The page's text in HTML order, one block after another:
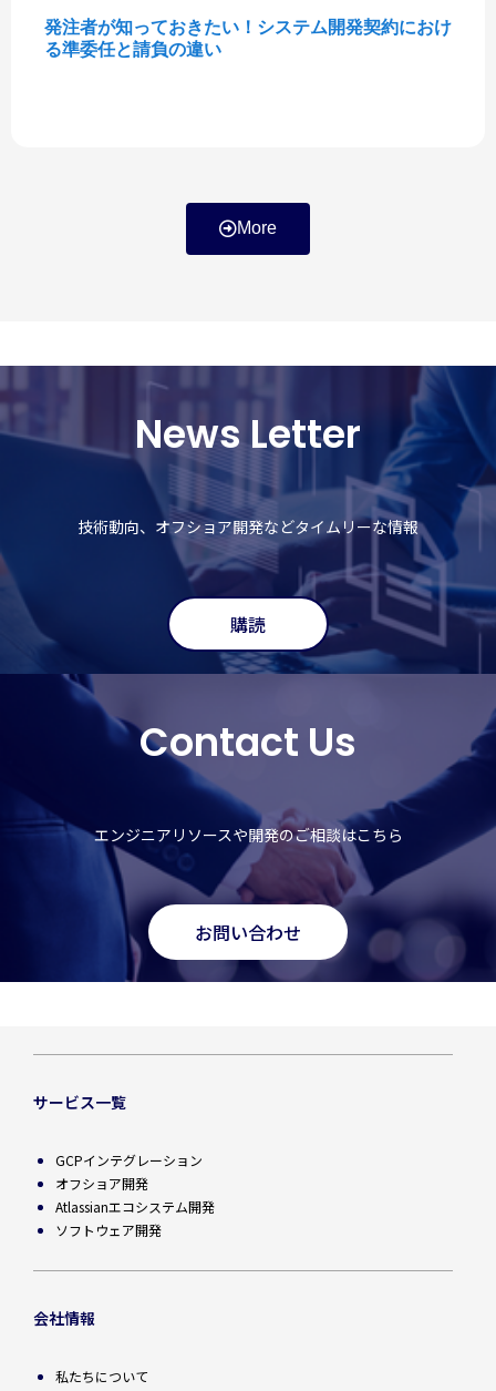
発注者が知っておきたい！システム開発契約におけ
る準委任と請負の違い
More
News Letter
技術動向、オフショア開発などタイムリーな情報
購読
Contact Us
エンジニアリソースや開発のご相談はこちら
お問い合わせ
サービス一覧
GCPインテグレーション
オフショア開発
Atlassianエコシステム開発
ソフトウェア開発
会社情報
私たちについて